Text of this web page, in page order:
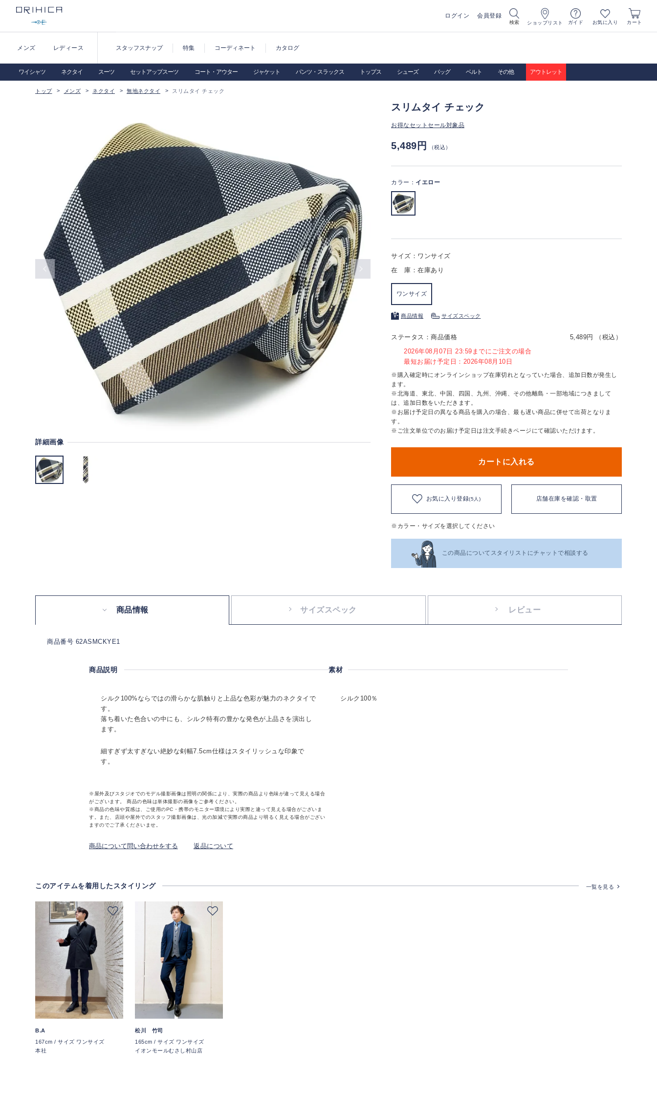
ログイン 会員登録
検索 ショップリスト ガイド お気に入り カート
メンズ レディース スタッフスナップ 特集 コーディネート カタログ
ワイシャツ ネクタイ スーツ セットアップスーツ コート・アウター ジャケット パンツ・スラックス トップス シューズ バッグ ベルト その他 アウトレット
トップ メンズ ネクタイ 無地ネクタイ スリムタイ チェック
詳細画像
スリムタイ チェック
お得なセットセール対象品
5,489円 （税込）
カラー： イエロー
サイズ：ワンサイズ
在 庫：在庫あり
ワンサイズ
商品情報 サイズスペック
ステータス：商品価格
5,489円 （税込）
2026年08月07日 23:59までにご注文の場合
最短お届け予定日：2026年08月10日
※購入確定時にオンラインショップ在庫切れとなっていた場合、追加日数が発生し
ます。
※北海道、東北、中国、四国、九州、沖縄、その他離島・一部地域につきまして
は、追加日数をいただきます。
※お届け予定日の異なる商品を購入の場合、最も遅い商品に併せて出荷となりま
す。
※ご注文単位でのお届け予定日は注文手続きページにて確認いただけます。
カートに入れる
お気に入り登録(5人) 店舗在庫を確認・取置
※カラー・サイズを選択してください
この商品についてスタイリストにチャットで相談する
商品情報 サイズスペック レビュー
商品番号 62ASMCKYE1
商品説明
シルク100%ならではの滑らかな肌触りと上品な色彩が魅力のネクタイで
す。
落ち着いた色合いの中にも、シルク特有の豊かな発色が上品さを演出し
ます。
細すぎず太すぎない絶妙な剣幅7.5cm仕様はスタイリッシュな印象で
す。
※屋外及びスタジオでのモデル撮影画像は照明の関係により、実際の商品より色味が違って見える場合
がございます。 商品の色味は単体撮影の画像をご参考ください。
※商品の色味や質感は、ご使用のPC・携帯のモニター環境により実際と違って見える場合がございま
す。また、店頭や屋外でのスタッフ撮影画像は、光の加減で実際の商品より明るく見える場合がござい
ますのでご了承くださいませ。
商品について問い合わせをする 返品について
素材
シルク100％
このアイテムを着用したスタイリング 一覧を見る
B.A
167cm / サイズ ワンサイズ
本社
松川 竹司
165cm / サイズ ワンサイズ
イオンモールむさし村山店